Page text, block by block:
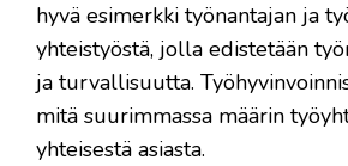
hyvä esimerkki työnantajan ja
yhteistyöstä, jolla edistetään
ja turvallisuutta.
mitä suurimmassa määrin
yhteisestä asiasta.